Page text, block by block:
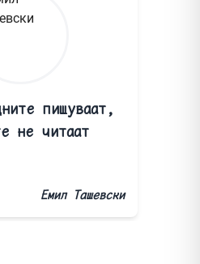
пишуваат,
не читаат
Емил Ташевски